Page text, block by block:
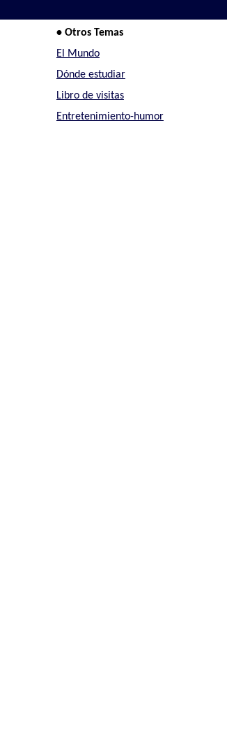
• Otros Temas
El Mundo
Dónde estudiar
Libro de visitas
Entretenimiento-humor